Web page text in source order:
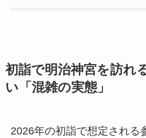
初詣で明治神宮を訪れ
い「混雑の実態」
2026年の初詣で想定される